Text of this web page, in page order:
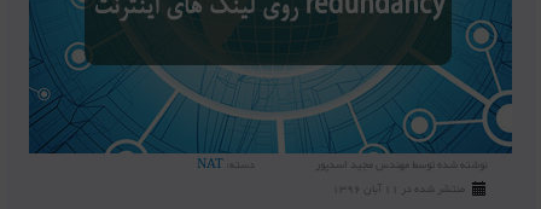
نوشته شده توسطمهندس مجید اسدپور دسته:NAT
منتشر شده در 11 آبان 1396